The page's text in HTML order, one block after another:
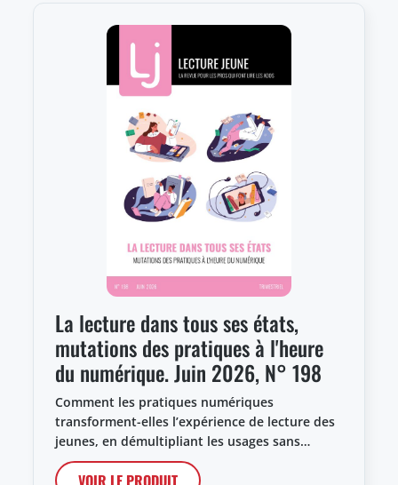
La lecture dans tous ses états,
mutations des pratiques à l'heure
du numérique. Juin 2026, N° 198
Comment les pratiques numériques
transforment-elles l’expérience de lecture des
jeunes, en démultipliant les usages sans…